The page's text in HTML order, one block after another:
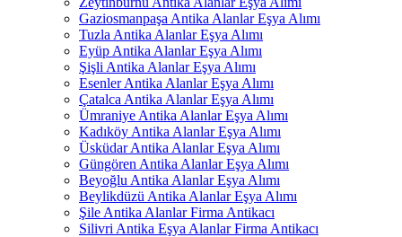
Gaziosmanpaşa Antika Alanlar Eşya Alımı
Tuzla Antika Alanlar Eşya Alımı
Eyüp Antika Alanlar Eşya Alımı
Şişli Antika Alanlar Eşya Alımı
Esenler Antika Alanlar Eşya Alımı
Çatalca Antika Alanlar Eşya Alımı
Ümraniye Antika Alanlar Eşya Alımı
Kadıköy Antika Alanlar Eşya Alımı
Üsküdar Antika Alanlar Eşya Alımı
Güngören Antika Alanlar Eşya Alımı
Beyoğlu Antika Alanlar Eşya Alımı
Beylikdüzü Antika Alanlar Eşya Alımı
Şile Antika Alanlar Firma Antikacı
Silivri Antika Eşya Alanlar Firma Antikacı